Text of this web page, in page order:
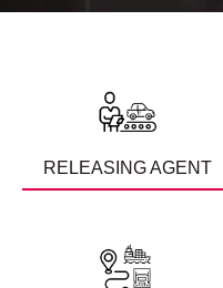
RELEASING AGENT